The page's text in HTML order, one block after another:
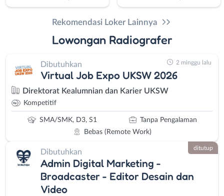
Rekomendasi Loker Lainnya
Lowongan Radiografer
Dibutuhkan
Virtual Job Expo UKSW 2026
Direktorat Kealumnian dan Karier UKSW
Kompetitif
SMA/SMK, D3, S1
Tanpa Pengalaman
Bebas (Remote Work)
2 minggu lalu
Dibutuhkan
Admin Digital Marketing -
Broadcaster - Editor Desain dan
Video
ditutup